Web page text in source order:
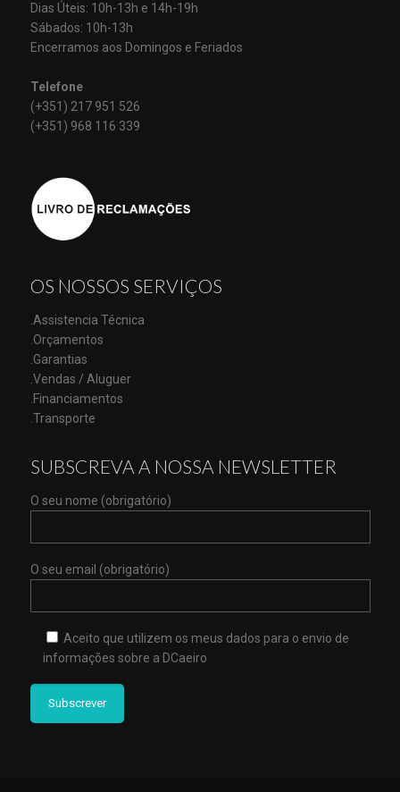
Dias Úteis: 10h-13h e 14h-19h
Sábados: 10h-13h
Encerramos aos Domingos e Feriados
Telefone
(+351) 217 951 526
(+351) 968 116 339
OS NOSSOS SERVIÇOS
.Assistencia Técnica
.Orçamentos
.Garantias
.Vendas / Aluguer
.Financiamentos
.Transporte
SUBSCREVA A NOSSA NEWSLETTER
O seu nome (obrigatório)
O seu email (obrigatório)
Aceito que utilizem os meus dados para o envio de
informações sobre a DCaeiro